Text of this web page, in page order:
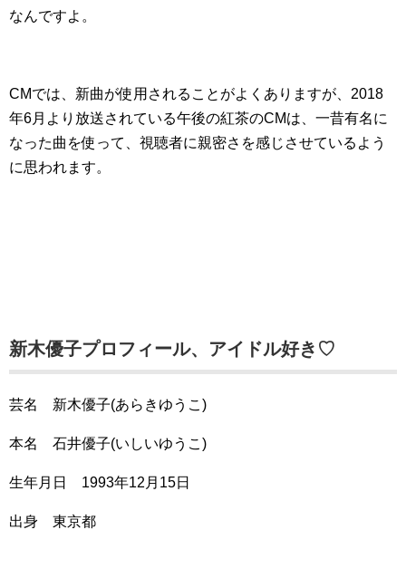
なんですよ。
CMでは、新曲が使用されることがよくありますが、2018
年6月より放送されている午後の紅茶のCMは、一昔有名に
なった曲を使って、視聴者に親密さを感じさせているよう
に思われます。
新木優子プロフィール、アイドル好き♡
芸名 新木優子(あらきゆうこ)
本名 石井優子(いしいゆうこ)
生年月日 1993年12月15日
出身 東京都